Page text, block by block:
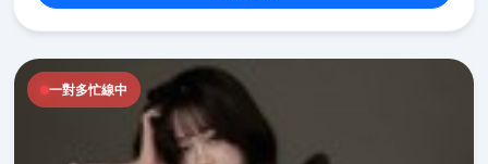
一對多忙線中